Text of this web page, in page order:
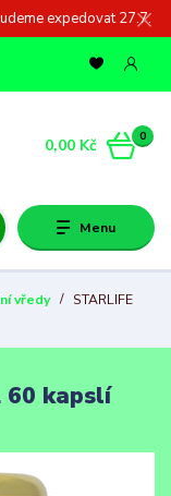
expedovat 27.7.
Menu
0
0,00 Kč
vředy
STARLIFE
60 kapslí